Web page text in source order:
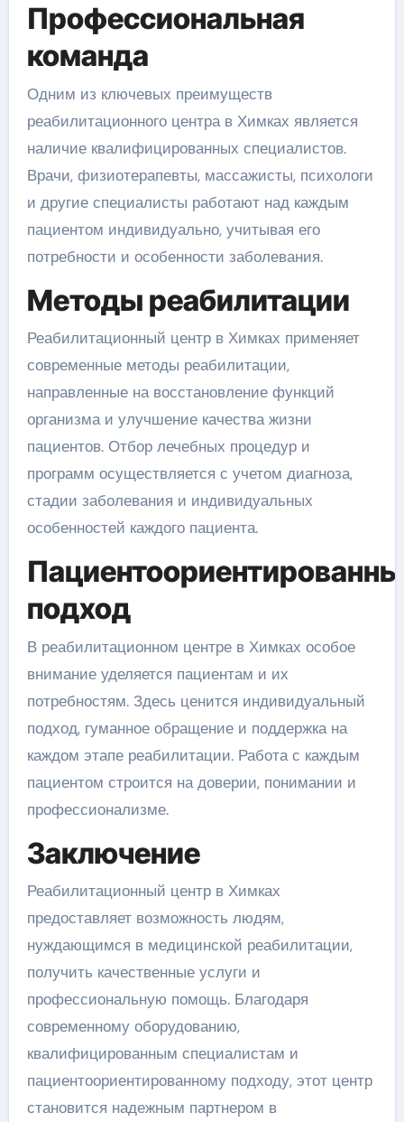
Профессиональная
команда
Одним из ключевых преимуществ
реабилитационного центра в Химках является
наличие квалифицированных специалистов.
Врачи, физиотерапевты, массажисты, психологи
и другие специалисты работают над каждым
пациентом индивидуально, учитывая его
потребности и особенности заболевания.
Методы реабилитации
Реабилитационный центр в Химках применяет
современные методы реабилитации,
направленные на восстановление функций
организма и улучшение качества жизни
пациентов. Отбор лечебных процедур и
программ осуществляется с учетом диагноза,
стадии заболевания и индивидуальных
особенностей каждого пациента.
подход
В реабилитационном центре в Химках особое
внимание уделяется пациентам и их
потребностям. Здесь ценится индивидуальный
подход, гуманное обращение и поддержка на
каждом этапе реабилитации. Работа с каждым
пациентом строится на доверии, понимании и
профессионализме.
Заключение
Реабилитационный центр в Химках
предоставляет возможность людям,
нуждающимся в медицинской реабилитации,
получить качественные услуги и
профессиональную помощь. Благодаря
современному оборудованию,
квалифицированным специалистам и
пациентоориентированному подходу, этот центр
становится надежным партнером в